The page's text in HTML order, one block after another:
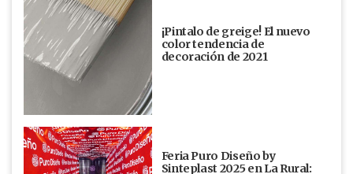
¡Pintalo de greige! El nuevo
color tendencia de
decoración de 2021
Feria Puro Diseño by
Sinteplast 2025 en La Rural: